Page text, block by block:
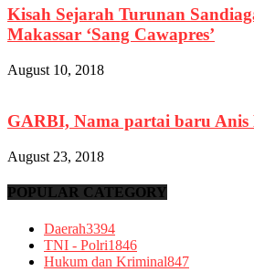
Kisah Sejarah Turunan
Makassar ‘Sang Cawapres’
August 10, 2018
GARBI, Nama partai baru Anis
August 23, 2018
POPULAR CATEGORY
Daerah3394
TNI - Polri1846
Hukum dan Kriminal847